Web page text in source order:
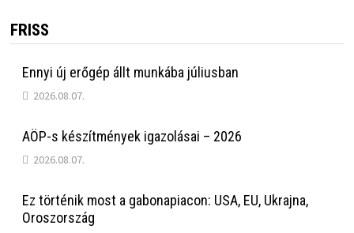
FRISS
Ennyi új erőgép állt munkába júliusban
2026.08.07.
AÖP-s készítmények igazolásai – 2026
2026.08.07.
Ez történik most a gabonapiacon: USA, EU, Ukrajna,
Oroszország